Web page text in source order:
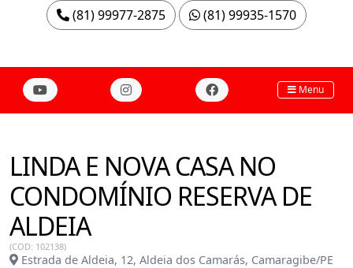
(81) 99977-2875 (81) 99935-1570
Menu
LINDA E NOVA CASA NO
CONDOMÍNIO RESERVA DE
ALDEIA
(COD: 102138)
Estrada de Aldeia, 12, Aldeia dos Camarás, Camaragibe/PE